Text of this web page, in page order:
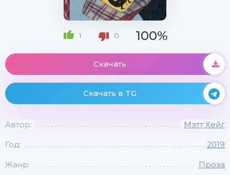
1 0 100%
Скачать
Скачать в TG
Автор: Мэтт Хейг
Год: 2019
Жанр: Проза